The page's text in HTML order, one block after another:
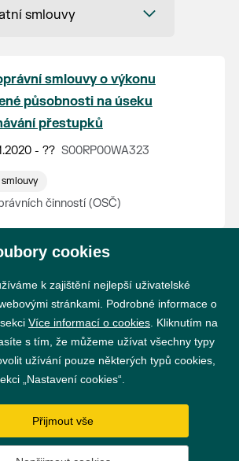
smlouvy
smlouvy o výkonu
působnosti na úseku
přestupků
- ?? S00RP00WA323
činností (OSČ)
GDPR
Nastavení cookies
cookies
k zajištění nejlepší uživatelské
stránkami. Podrobné informace o
Více informací o cookies . Kliknutím na
s tím, že můžeme užívat všechny typy
užívání pouze některých typů cookies,
„Nastavení cookies“.
Přijmout vše